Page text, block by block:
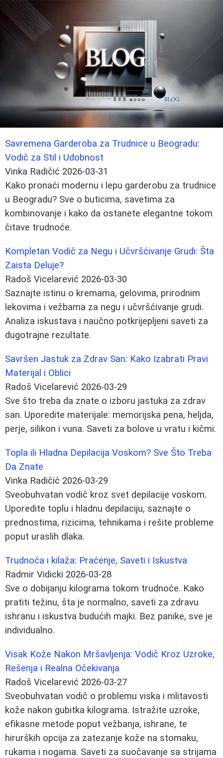
Savremena Garderoba za Trudnice u Beogradu:
Vodič za Stil i Udobnost
Vinka Radičić 2026-03-31
Kako pronaći modernu i lepu garderobu za trudnice
u Beogradu? Sve o buticima, savetima za
kombinovanje i kako da ostanete elegantne tokom
čitave trudnoće.
Kompletan Vodič za Negu i Učvršćivanje Grudi: Šta
Zaista Deluje?
Radoš Vicelarević 2026-03-30
Saznajte istinu o kremama, gelovima, prirodnim
lekovima i vežbama za negu i učvršćivanje grudi.
Analiza iskustava i naučno potkrijepljeni saveti za
dugotrajne rezultate.
Savršen Jastuk za Zdrav San: Kako Izabrati Pravi
Materijal i Oblici
Radoš Vicelarević 2026-03-29
Sve što treba da znate o izboru jastuka za zdrav
san. Uporedite materijale: memorijska pena, heljda,
perje, silikon i vuna. Saveti za bolove u vratu i kičmi.
Topla ili Hladna Depilacija Voskom? Sve Što Treba
Da Znate
Vinka Radičić 2026-03-29
Sveobuhvatan vodič kroz svet depilacije voskom.
Uporedite toplu i hladnu depilaciju, saznajte o
prednostima, rizicima, tehnikama i rešite probleme
poput uraslih dlaka.
Trudnoća i kilaža: Praćenje, Saveti i Iskustva
Radmir Vidicki 2026-03-28
Sve o dobijanju kilograma tokom trudnoće. Kako
pratiti težinu, šta je normalno, saveti za zdravu
ishranu i iskustva budućih majki. Bez panike, sve je
individualno.
Visak Kože Nakon Mršavljenja: Vodič Kroz Uzroke,
Rešenja i Realna Očekivanja
Radoš Vicelarević 2026-03-27
Sveobuhvatan vodič o problemu viska i mlitavosti
kože nakon gubitka kilograma. Istražite uzroke,
efikasne metode poput vežbanja, ishrane, te
hirurških opcija za zatezanje kože na stomaku,
rukama i nogama. Saveti za suočavanje sa strijama